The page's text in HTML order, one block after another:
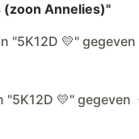
(zoon Annelies)"
"5K12D 💛" gegeven
💛" gegeven